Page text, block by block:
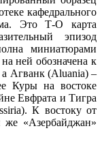
кафедрального
Это Т-О карта
эпизод
миниатюрами
ней обозначена к
а Агванк (Aluania) –
Куры на востоке
Евфрата и Тигра
К востоку от
же «Азербайджан»